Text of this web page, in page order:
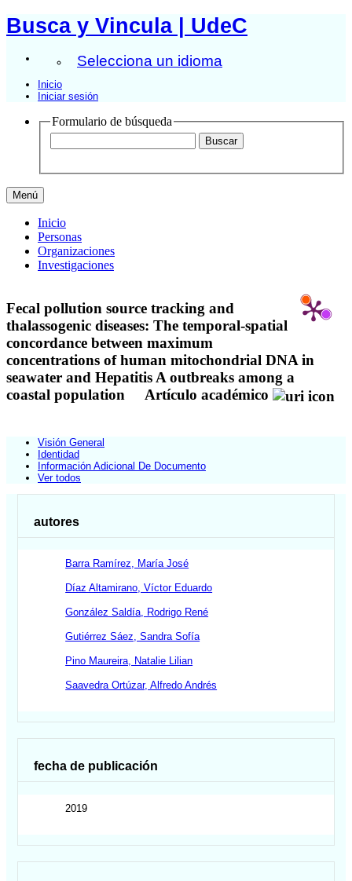
Busca y Vincula | UdeC
Selecciona un idioma
Inicio
Iniciar sesión
Formulario de búsqueda
Menú
Inicio
Personas
Organizaciones
Investigaciones
Fecal pollution source tracking and
thalassogenic diseases: The temporal-spatial
concordance between maximum
concentrations of human mitochondrial DNA in
seawater and Hepatitis A outbreaks among a
coastal population
Artículo académico
Visión General
Identidad
Información Adicional De Documento
Ver todos
autores
Barra Ramírez, María José
Díaz Altamirano, Víctor Eduardo
González Saldía, Rodrigo René
Gutiérrez Sáez, Sandra Sofía
Pino Maureira, Natalie Lilian
Saavedra Ortúzar, Alfredo Andrés
fecha de publicación
2019